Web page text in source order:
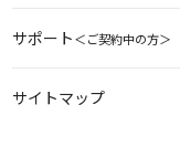
サポート＜ご契約中の方＞
サイトマップ